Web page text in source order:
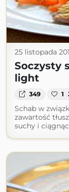
25 listopada
Soczysty
light
349 1
Schab w
zawartość
suchy i